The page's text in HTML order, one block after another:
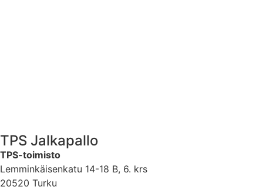
TPS Jalkapallo
TPS-toimisto
Lemminkäisenkatu 14-18 B, 6. krs
20520 Turku